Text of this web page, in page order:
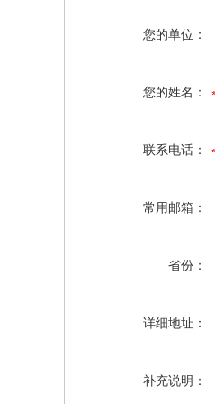
您的单位：
您的姓名：
联系电话：
常用邮箱：
省份：
详细地址：
补充说明：